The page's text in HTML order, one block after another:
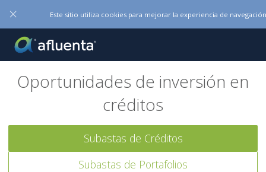
× Este sitio utiliza cookies para mejorar la experiencia de
Oportunidades de inversión en
créditos
Subastas de Créditos
Subastas de Portafolios